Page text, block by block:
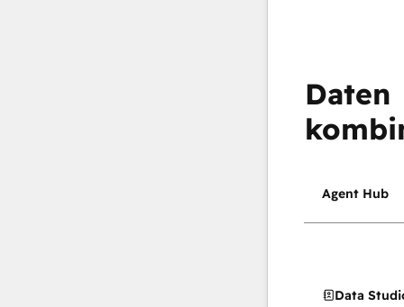
Daten
Agent Hub
Data